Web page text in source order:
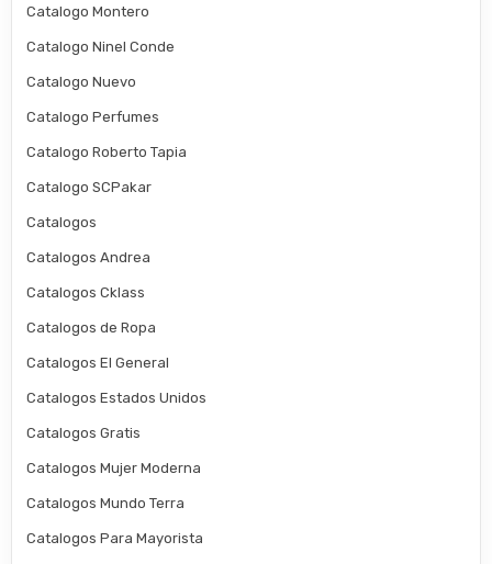
Catalogo Montero
Catalogo Ninel Conde
Catalogo Nuevo
Catalogo Perfumes
Catalogo Roberto Tapia
Catalogo SCPakar
Catalogos
Catalogos Andrea
Catalogos Cklass
Catalogos de Ropa
Catalogos El General
Catalogos Estados Unidos
Catalogos Gratis
Catalogos Mujer Moderna
Catalogos Mundo Terra
Catalogos Para Mayorista